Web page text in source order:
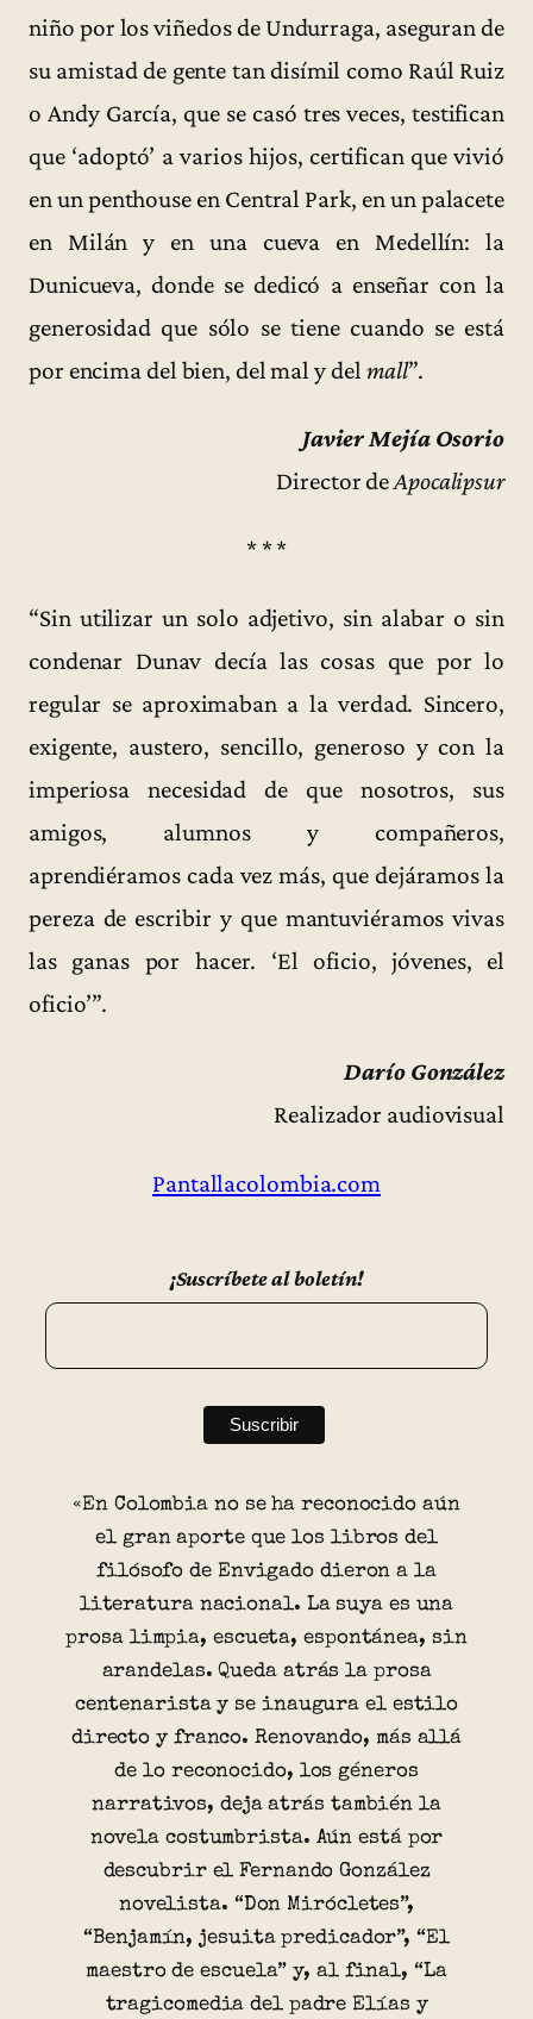
niño por los viñedos de Undurraga, aseguran de
su amistad de gente tan disímil como Raúl Ruiz
o Andy García, que se casó tres veces, testifican
que ‘adoptó’ a varios hijos, certifican que vivió
en un penthouse en Central Park, en un palacete
en Milán y en una cueva en Medellín: la
Dunicueva, donde se dedicó a enseñar con la
generosidad que sólo se tiene cuando se está
por encima del bien, del mal y del mall”.
Javier Mejía Osorio
Director deApocalipsur
* * *
“Sin utilizar un solo adjetivo, sin alabar o sin
condenar Dunav decía las cosas que por lo
regular se aproximaban a la verdad. Sincero,
exigente, austero, sencillo, generoso y con la
imperiosa necesidad de que nosotros, sus
amigos, alumnos y compañeros,
aprendiéramos cada vez más, que dejáramos la
pereza de escribir y que mantuviéramos vivas
las ganas por hacer. ‘El oficio, jóvenes, el
oficio’”.
Darío González
Realizador audiovisual
Pantallacolombia.com
¡Suscríbete al boletín!
«En Colombia no se ha reconocido aún
el gran aporte que los libros del
filósofo de Envigado dieron a la
literatura nacional. La suya es una
prosa limpia, escueta, espontánea, sin
arandelas. Queda atrás la prosa
centenarista y se inaugura el estilo
directo y franco. Renovando, más allá
de lo reconocido, los géneros
narrativos, deja atrás también la
novela costumbrista. Aún está por
descubrir el Fernando González
novelista. “Don Mirócletes”,
“Benjamín, jesuita predicador”, “El
maestro de escuela” y, al final, “La
tragicomedia del padre Elías y